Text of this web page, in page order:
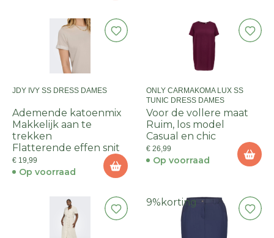
JDY IVY SS DRESS DAMES
Ademende katoenmix
Makkelijk aan te
trekken
Flatterende effen snit
€ 19,99
Op voorraad
ONLY CARMAKOMA LUX SS
TUNIC DRESS DAMES
Voor de vollere maat
Ruim, los model
Casual en chic
€ 26,99
Op voorraad
9% korting